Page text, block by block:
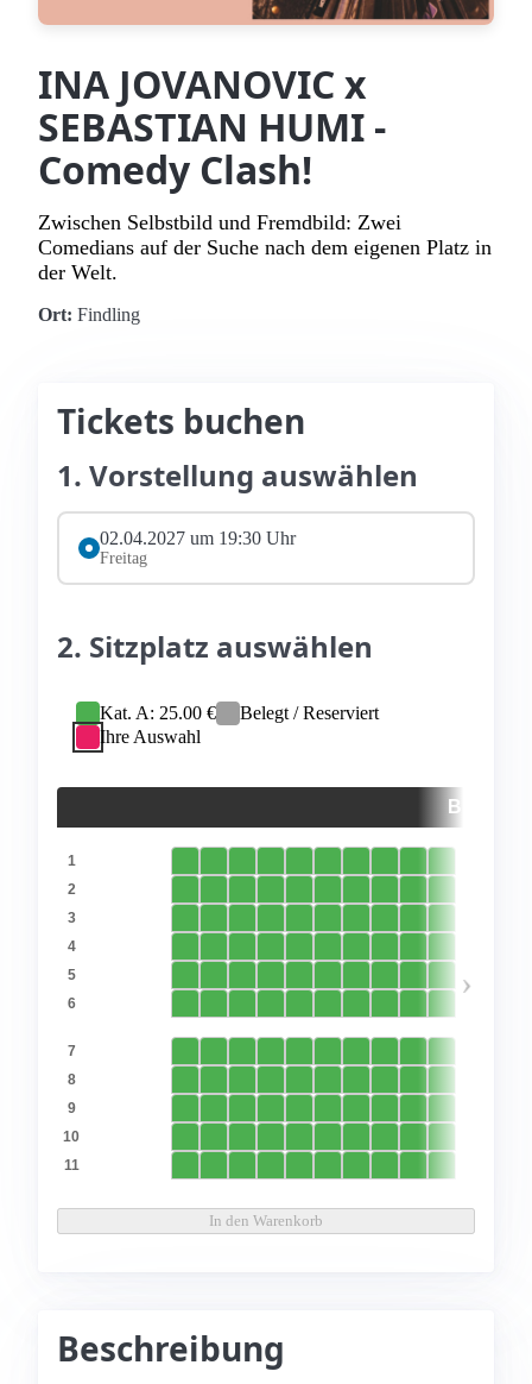
INA JOVANOVIC x
SEBASTIAN HUMI -
Comedy Clash!
Zwischen Selbstbild und Fremdbild: Zwei
Comedians auf der Suche nach dem eigenen Platz in
der Welt.
Ort: Findling
Tickets buchen
1. Vorstellung auswählen
02.04.2027 um 19:30 Uhr
Freitag
2. Sitzplatz auswählen
Kat. A: 25.00 €
Belegt / Reserviert
Ihre Auswahl
BÜHNE
1
2
3
4
5
6
7
8
9
10
11
›
In den Warenkorb
Beschreibung